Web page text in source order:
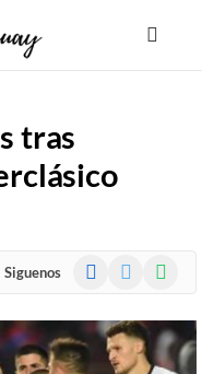
tras
Siguenos Facebook